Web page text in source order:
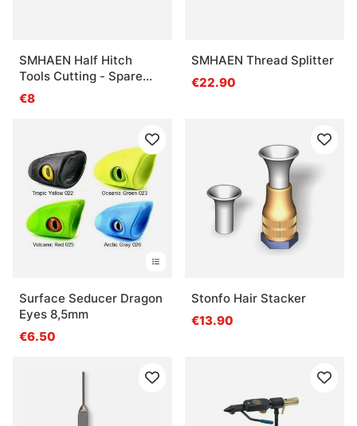
SMHAEN Half Hitch
Tools Cutting - Spare
Part Knifes
€8
SMHAEN Thread Splitter
€22.90
Surface Seducer Dragon
Eyes 8,5mm
€6.50
Stonfo Hair Stacker
€13.90